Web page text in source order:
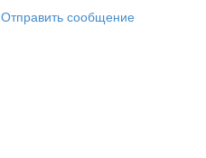
Отправить сообщение